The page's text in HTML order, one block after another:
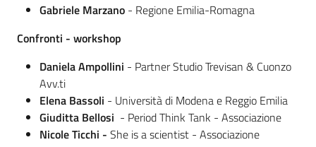
Gabriele Marzano - Regione Emilia-Romagna
Confronti - workshop
Daniela Ampollini - Partner Studio Trevisan & Cuonzo
Avv.ti
Elena Bassoli - Università di Modena e Reggio Emilia
Giuditta Bellosi - Period Think Tank - Associazione
Nicole Ticchi - She is a scientist - Associazione